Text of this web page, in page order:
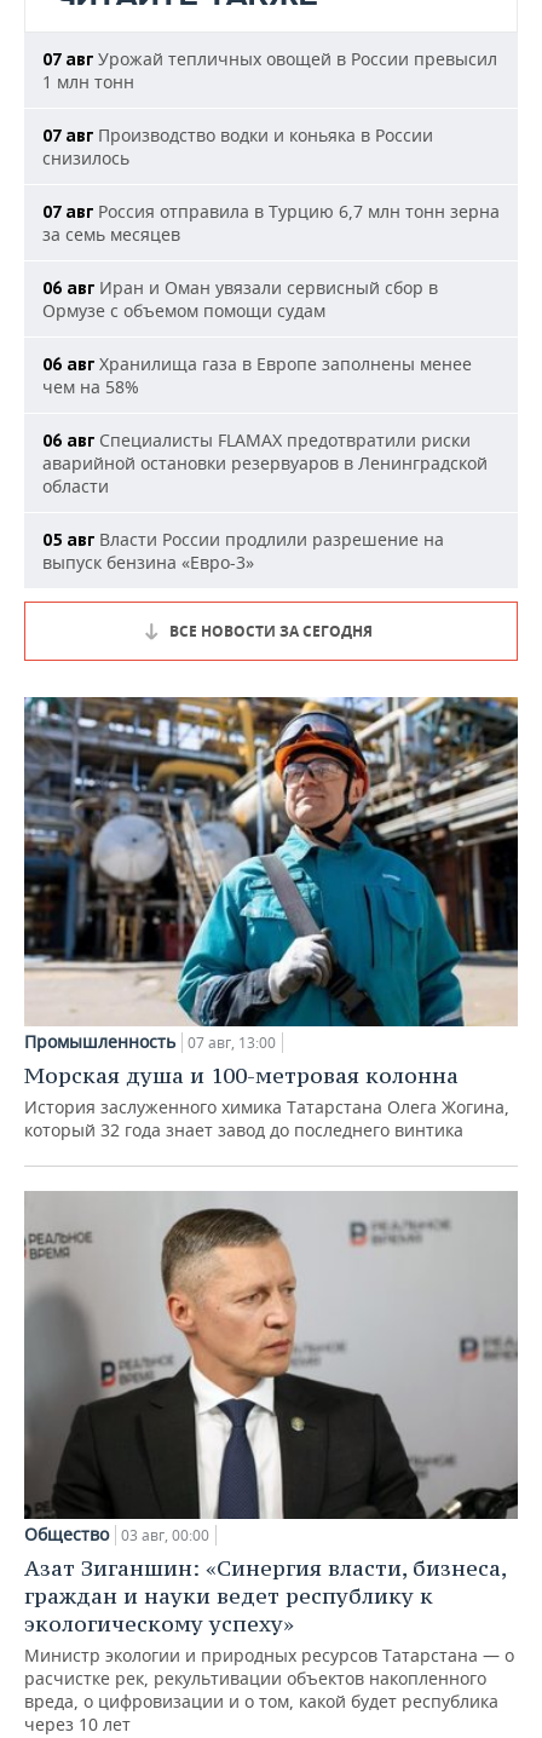
07 авг Урожай тепличных овощей в России превысил
1 млн тонн
07 авг Производство водки и коньяка в России
снизилось
07 авг Россия отправила в Турцию 6,7 млн тонн зерна
за семь месяцев
06 авг Иран и Оман увязали сервисный сбор в
Ормузе с объемом помощи судам
06 авг Хранилища газа в Европе заполнены менее
чем на 58%
06 авг Специалисты FLAMAX предотвратили риски
аварийной остановки резервуаров в Ленинградской
области
05 авг Власти России продлили разрешение на
выпуск бензина «Евро-3»
ВСЕ НОВОСТИ ЗА СЕГОДНЯ
Промышленность 07 авг, 13:00
Морская душа и 100-метровая колонна
История заслуженного химика Татарстана Олега Жогина,
который 32 года знает завод до последнего винтика
Общество 03 авг, 00:00
Азат Зиганшин: «Синергия власти, бизнеса,
граждан и науки ведет республику к
экологическому успеху»
Министр экологии и природных ресурсов Татарстана — о
расчистке рек, рекультивации объектов накопленного
вреда, о цифровизации и о том, какой будет республика
через 10 лет